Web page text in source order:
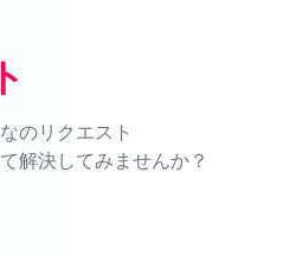
のリクエスト
解決してみませんか？